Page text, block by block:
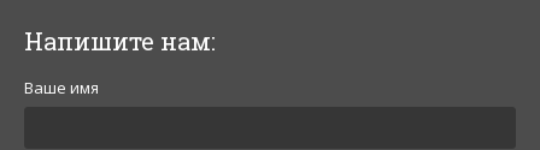
Напишите нам:
Ваше имя